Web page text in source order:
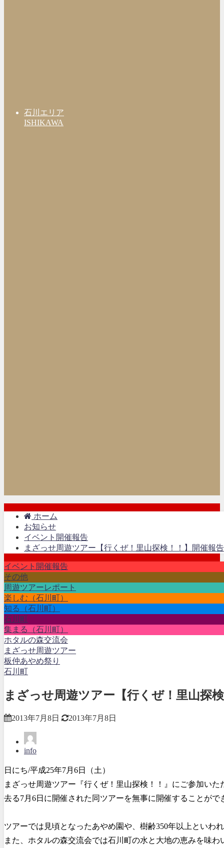
石川エリア
ISHIKAWA
ホーム
お知らせ
イベント開催報告
まざっせ周遊ツアー【行くぜ！里山探検！！】開催報告
イベント開催報告
その他
周遊ツアーレポート
楽しむ（石川町）
知る（石川町）
石川町
集まる（石川町）
ホタルの森交流会
まざっせ周遊ツアー
板仲あやめ祭り
石川町
まざっせ周遊ツアー【行くぜ！里山探
2013年7月8日 2013年7月8日
info
日にち/平成25年7月6日（土）
まざっせ周遊ツアー『行くぜ！里山探検！！』にご参加い
去る7月6日に開催された同ツアーを無事に開催することがで
ツアーでは見頃となったあやめ園や、樹齢350年以上といわ
また、ホタルの森交流会では石川町の水と大地の恵みを味